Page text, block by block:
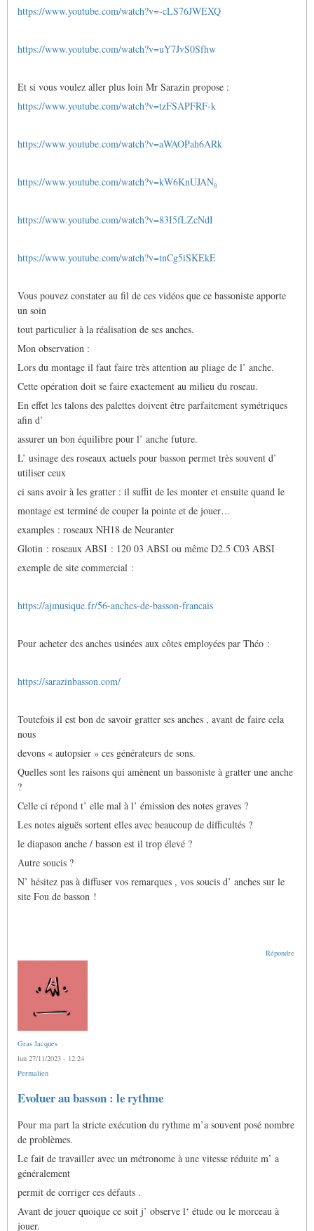
https://www.youtube.com/watch?v=-cLS76JWEXQ
https://www.youtube.com/watch?v=uY7JvS0Sfhw
Et si vous voulez aller plus loin Mr Sarazin propose :
https://www.youtube.com/watch?v=tzFSAPFRF-k
https://www.youtube.com/watch?v=aWAOPah6ARk
https://www.youtube.com/watch?v=kW6KnUJAN₈
https://www.youtube.com/watch?v=83I5fLZcNdI
https://www.youtube.com/watch?v=tnCg5iSKEkE
Vous pouvez constater au fil de ces vidéos que ce bassoniste apporte
un soin
tout particulier à la réalisation de ses anches.
Mon observation :
Lors du montage il faut faire très attention au pliage de l’ anche.
Cette opération doit se faire exactement au milieu du roseau.
En effet les talons des palettes doivent être parfaitement symétriques
afin d’
assurer un bon équilibre pour l’ anche future.
L’ usinage des roseaux actuels pour basson permet très souvent d’
utiliser ceux
ci sans avoir à les gratter : il suffit de les monter et ensuite quand le
montage est terminé de couper la pointe et de jouer…
examples : roseaux NH18 de Neuranter
Glotin : roseaux ABSI : 120 03 ABSI ou même D2.5 C03 ABSI
exemple de site commercial :
https://ajmusique.fr/56-anches-de-basson-francais
Pour acheter des anches usinées aux côtes employées par Théo :
https://sarazinbasson.com/
Toutefois il est bon de savoir gratter ses anches , avant de faire cela
nous
devons « autopsier » ces générateurs de sons.
Quelles sont les raisons qui amènent un bassoniste à gratter une anche
?
Celle ci répond t’ elle mal à l’ émission des notes graves ?
Les notes aiguës sortent elles avec beaucoup de difficultés ?
le diapason anche / basson est il trop élevé ?
Autre soucis ?
N’ hésitez pas à diffuser vos remarques , vos soucis d’ anches sur le
site Fou de basson !
Répondre
Gras Jacques
lun 27/11/2023 - 12:24
Permalien
Evoluer au basson : le rythme
Pour ma part la stricte exécution du rythme m’a souvent posé nombre
de problèmes.
Le fait de travailler avec un métronome à une vitesse réduite m’ a
généralement
permit de corriger ces défauts .
Avant de jouer quoique ce soit j’ observe l‘ étude ou le morceau à
jouer.